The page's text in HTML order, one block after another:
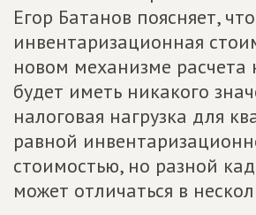
Егор Батанов поясняет, что
инвентаризационная
новом механизме расчета
будет иметь никакого
налоговая нагрузка для
равной
стоимостью, но разной
может отличаться в